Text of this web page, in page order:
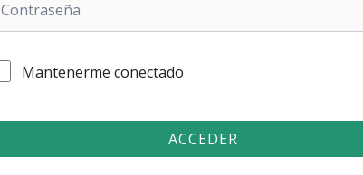
Mantenerme conectado
ACCEDER